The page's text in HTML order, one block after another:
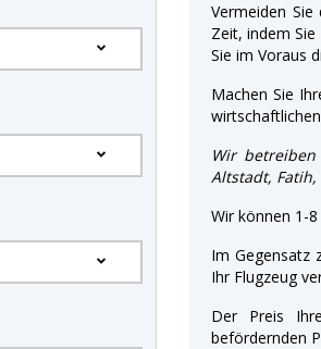
Vermeiden
Zeit, indem
Sie im Voraus
Machen Sie
Wir
Altstadt, Fatih,
Wir können 1-
Im Gegensatz
Ihr Flugzeug
Der Preis
befördernden